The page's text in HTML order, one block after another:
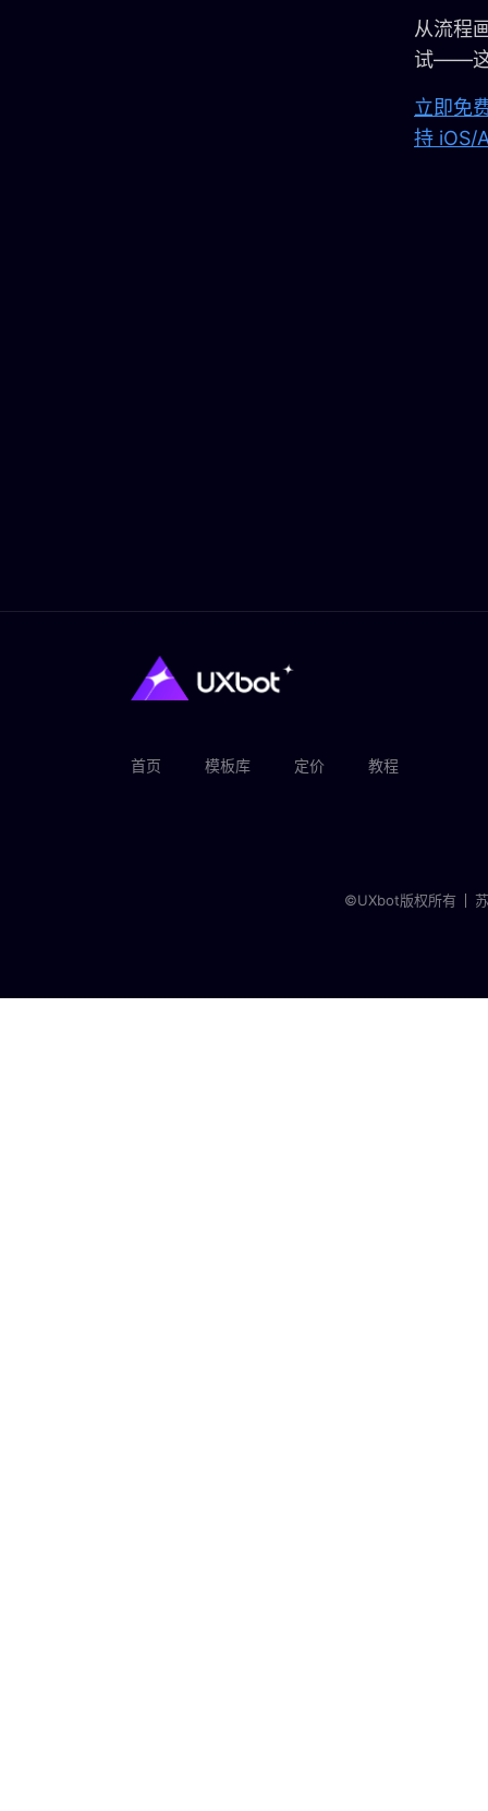
从流程
试——这
立即免
持 iOS/
首页 模板库 定价 教程
©UXbot版权所有